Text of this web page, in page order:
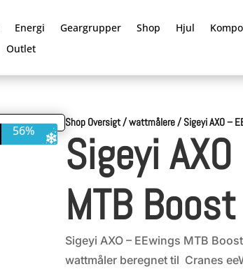
Energi Geargrupper Shop Hjul
Outlet
56%
Shop Oversigt /wattmålere / Sigeyi AXO –
Sigeyi
MTB
Sigeyi AXO – EEwings MTB
wattmåler beregnet til Cranes